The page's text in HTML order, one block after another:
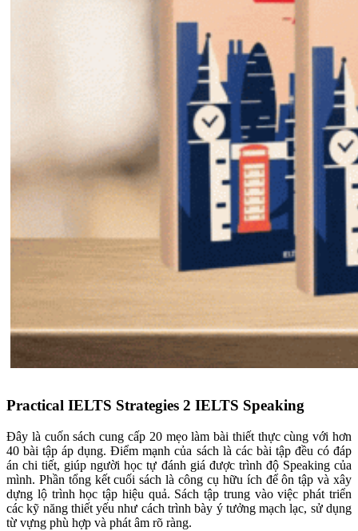
Practical IELTS Strategies 2 IELTS Speaking
Đây là cuốn sách cung cấp 20 mẹo làm bài thiết thực cùng với hơn
40 bài tập áp dụng. Điểm mạnh của sách là các bài tập đều có đáp
án chi tiết, giúp người học tự đánh giá được trình độ Speaking của
mình. Phần tổng kết cuối sách là công cụ hữu ích để ôn tập và xây
dựng lộ trình học tập hiệu quả. Sách tập trung vào việc phát triển
các kỹ năng thiết yếu như cách trình bày ý tưởng mạch lạc, sử dụng
từ vựng phù hợp và phát âm rõ ràng.